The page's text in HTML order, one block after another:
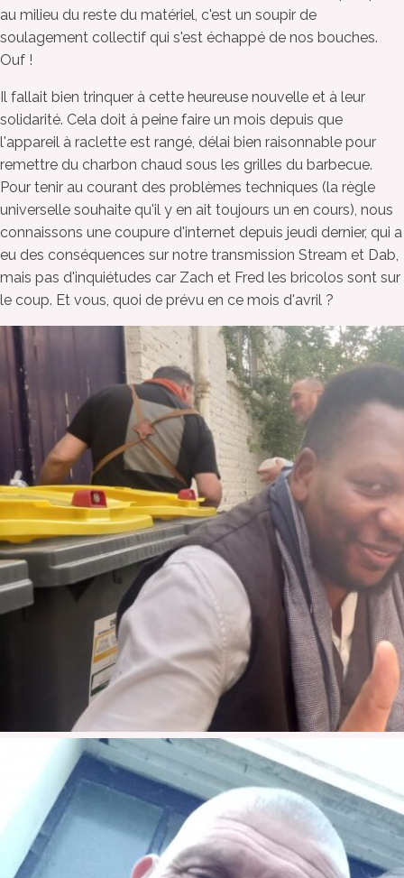
au milieu du reste du matériel, c'est un soupir de
soulagement collectif qui s'est échappé de nos bouches.
Ouf !
Il fallait bien trinquer à cette heureuse nouvelle et à leur
solidarité. Cela doit à peine faire un mois depuis que
l'appareil à raclette est rangé, délai bien raisonnable pour
remettre du charbon chaud sous les grilles du barbecue.
Pour tenir au courant des problèmes techniques (la règle
universelle souhaite qu'il y en ait toujours un en cours), nous
connaissons une coupure d'internet depuis jeudi dernier, qui a
eu des conséquences sur notre transmission Stream et Dab,
mais pas d'inquiétudes car Zach et Fred les bricolos sont sur
le coup. Et vous, quoi de prévu en ce mois d'avril ?